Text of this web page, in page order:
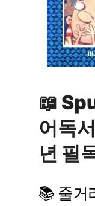
📖
어독
년 필
📚 줄거